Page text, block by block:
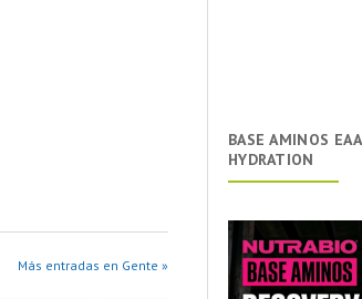
Más entradas en Gente »
BASE AMINOS
HYDRATION